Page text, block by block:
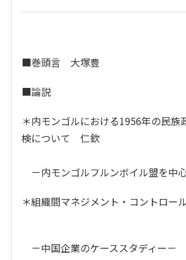
■巻頭言 大
■論説
＊内モンゴルにおける1956年の民族
検について 仁欽
－内モンゴルフルンボイル盟を中
＊組織間マネジメント・コントロ
－中国企業のケーススタディー－